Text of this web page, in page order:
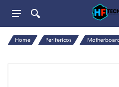
Home Perifericos